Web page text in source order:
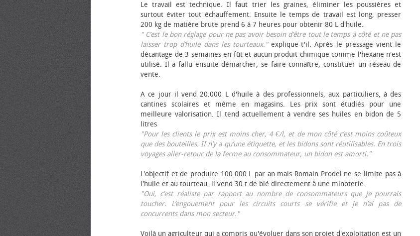
Le travail est technique. Il faut trier les graines, éliminer les poussières et
surtout éviter tout échauffement. Ensuite le temps de travail est long, presser
200 kg de matière brute prend 6 à 7 heures pour obtenir 80 L d'huile.
" C’est le bon réglage pour ne pas avoir besoin d’être tout le temps à côté et ne pas
laisser trop d’huile dans les tourteaux."explique-t'il. Après le pressage vient le
décantage de 3 semaines en fût et aucun produit chimique comme l'hexane n'est
utilisé. Il a fallu ensuite démarcher, se faire connaître, constituer un réseau de
vente.
A ce jour il vend 20.000 L d'huile à des professionnels, aux particuliers, à des
cantines scolaires et même en magasins. Les prix sont étudiés pour une
meilleure valorisation. Il tend actuellement à vendre ses huiles en bidon de 5
litres
"Pour les clients le prix est moins cher, 4 €/l, et de mon côté c’est moins coûteux
que des bouteilles. II n’y a qu’une étiquette, et les bidons sont réutilisables. En trois
voyages aller-retour de la ferme au consommateur, un bidon est amorti."
L'objectif et de produire 100.000 L par an mais Romain Prodel ne se limite pas à
l'huile et au tourteau, il vend 30 t de blé directement à une minoterie.
"Oui, c’est réaliste par rapport au nombre de consommateurs que je pourrais
toucher. L’engouement pour les circuits courts se vérifie et je n’ai pas de
concurrents dans mon secteur."
Voilà un agriculteur qui a compris qu'évoluer dans son projet d'exploitation est un